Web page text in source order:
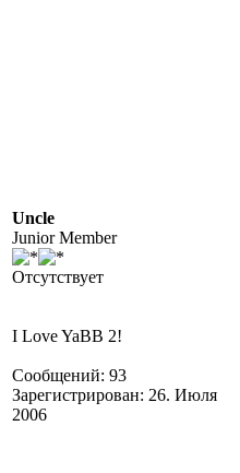
Uncle
Junior Member
Отсутствует
I Love YaBB 2!
Сообщений: 93
Зарегистрирован: 26. Июля
2006